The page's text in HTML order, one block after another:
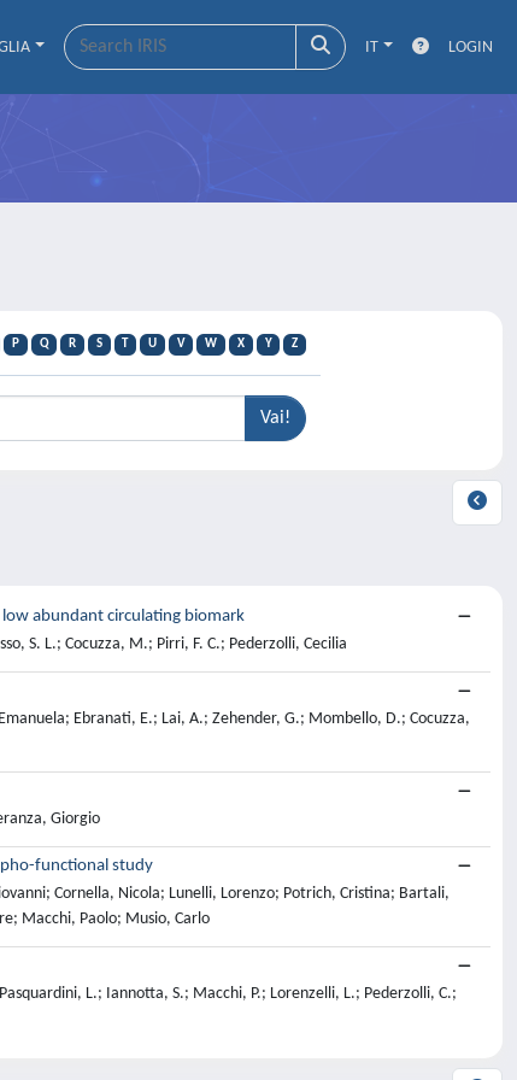
IT LOGIN
P Q R S T U V W X Y Z
abundant circulating biomark
S. L.; Cocuzza, M.; Pirri, F. C.; Pederzolli, Cecilia
Ebranati, E.; Lai, A.; Zehender, G.; Mombello, D.; Cocuzza,
Giorgio
functional study
Cornella, Nicola; Lunelli, Lorenzo; Potrich, Cristina; Bartali,
Macchi, Paolo; Musio, Carlo
L.; Iannotta, S.; Macchi, P.; Lorenzelli, L.; Pederzolli, C.;